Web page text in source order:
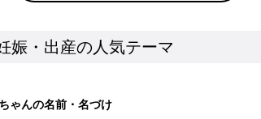
娠・出産の人気テーマ
ゃんの名前・名づけ